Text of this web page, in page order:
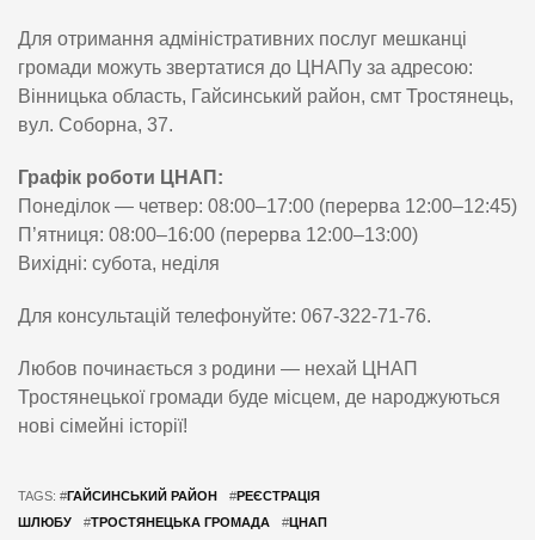
Для отримання адміністративних послуг мешканці
громади можуть звертатися до ЦНАПу за адресою:
Вінницька область, Гайсинський район, смт Тростянець,
вул. Соборна, 37.
Графік роботи ЦНАП:
Понеділок — четвер: 08:00–17:00 (перерва 12:00–12:45)
П’ятниця: 08:00–16:00 (перерва 12:00–13:00)
Вихідні: субота, неділя
Для консультацій телефонуйте: 067-322-71-76.
Любов починається з родини — нехай ЦНАП
Тростянецької громади буде місцем, де народжуються
нові сімейні історії!
TAGS: #ГАЙСИНСЬКИЙ РАЙОН #РЕЄСТРАЦІЯ
ШЛЮБУ
#ТРОСТЯНЕЦЬКА ГРОМАДА #ЦНАП